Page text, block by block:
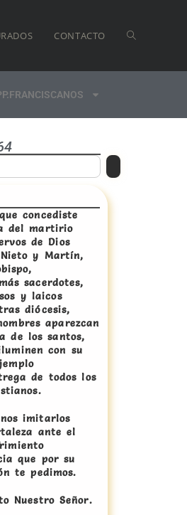
CONTACTO
concediste
del martirio
de Dios
y Martín,
sacerdotes,
y laicos
diócesis,
aparezcan
de los santos,
con su
de todos los
imitarlos
ante el
que por su
te pedimos.
Nuestro Señor.